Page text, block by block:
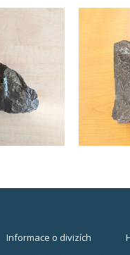
Informace o divizích